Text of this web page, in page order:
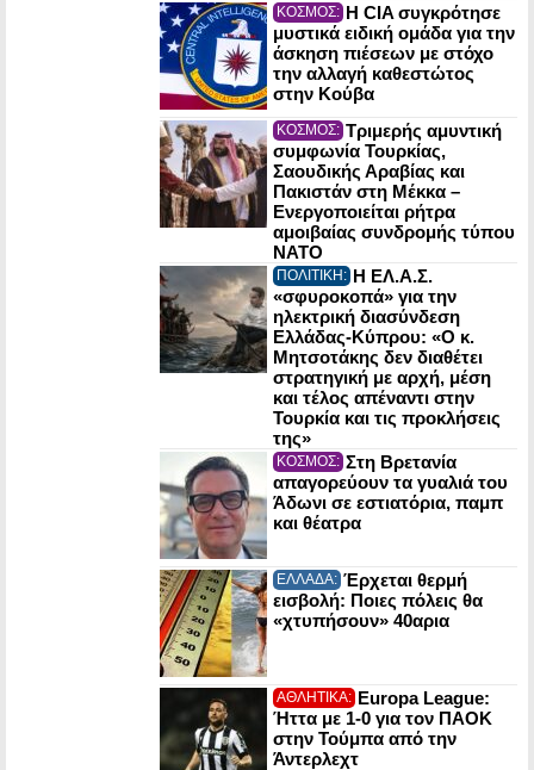
ΚΟΣΜΟΣ: Η CIA συγκρότησε
μυστικά ειδική ομάδα για την
άσκηση πιέσεων με στόχο
την αλλαγή καθεστώτος
στην Κούβα
ΚΟΣΜΟΣ: Τριμερής αμυντική
συμφωνία Τουρκίας,
Σαουδικής Αραβίας και
Πακιστάν στη Μέκκα –
Ενεργοποιείται ρήτρα
αμοιβαίας συνδρομής τύπου
NATO
ΠΟΛΙΤΙΚΗ: Η ΕΛ.Α.Σ.
«σφυροκοπά» για την
ηλεκτρική διασύνδεση
Ελλάδας-Κύπρου: «Ο κ.
Μητσοτάκης δεν διαθέτει
στρατηγική με αρχή, μέση
και τέλος απέναντι στην
Τουρκία και τις προκλήσεις
της»
ΚΟΣΜΟΣ: Στη Βρετανία
απαγορεύουν τα γυαλιά του
Άδωνι σε εστιατόρια, παμπ
και θέατρα
ΕΛΛΑΔΑ: Έρχεται θερμή
εισβολή: Ποιες πόλεις θα
«χτυπήσουν» 40αρια
ΑΘΛΗΤΙΚΑ: Europa League:
Ήττα με 1-0 για τον ΠΑΟΚ
στην Τούμπα από την
Άντερλεχτ